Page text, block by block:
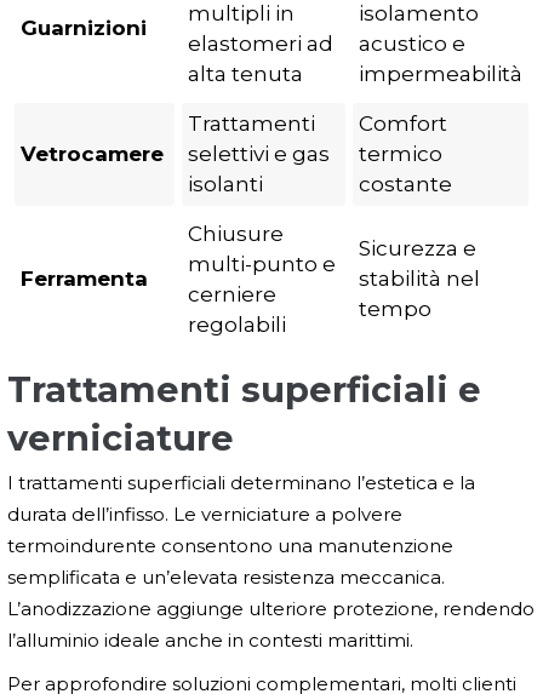
Guarnizioni
multipli in
elastomeri ad
alta tenuta
isolamento
acustico e
impermeabilità
Vetrocamere
Trattamenti
selettivi e gas
isolanti
Comfort
termico
costante
Ferramenta
Chiusure
multi-punto e
cerniere
regolabili
Sicurezza e
stabilità nel
tempo
Trattamenti superficiali e
verniciature
I trattamenti superficiali determinano l’estetica e la
durata dell’infisso. Le verniciature a polvere
termoindurente consentono una manutenzione
semplificata e un’elevata resistenza meccanica.
L’anodizzazione aggiunge ulteriore protezione, rendendo
l’alluminio ideale anche in contesti marittimi.
Per approfondire soluzioni complementari, molti clienti